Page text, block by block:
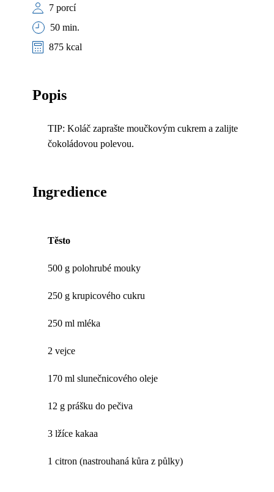
7 porcí
50 min.
875 kcal
Popis
TIP: Koláč zaprašte moučkovým cukrem a zalijte
čokoládovou polevou.
Ingredience
Těsto
500 g polohrubé mouky
250 g krupicového cukru
250 ml mléka
2 vejce
170 ml slunečnicového oleje
12 g prášku do pečiva
3 lžíce kakaa
1 citron (nastrouhaná kůra z půlky)